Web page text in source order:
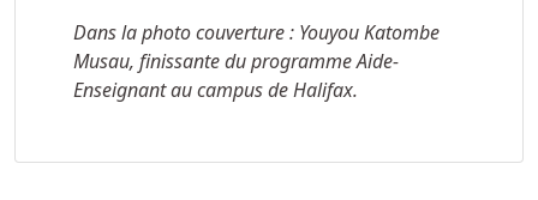
Dans la photo couverture : Youyou Katombe
Musau, finissante du programme Aide-
Enseignant au campus de Halifax.